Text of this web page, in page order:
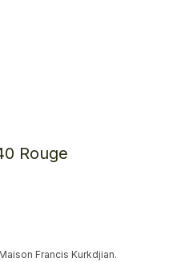
Rouge
Francis Kurkdjian.